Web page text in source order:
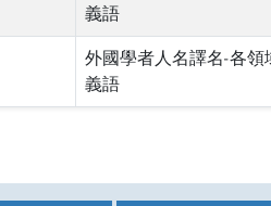
義語
外國學者人名譯名-各領
義語